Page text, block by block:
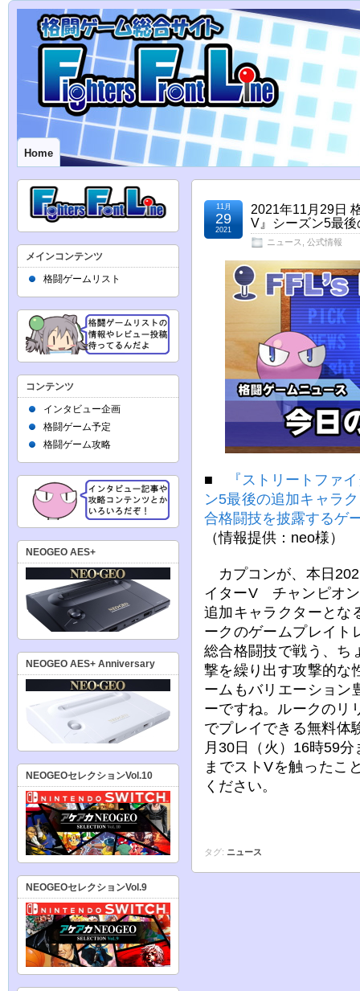
Home
2021年11月29日
V』シーズン5最
ニュース 公式情報
11月
29
2021
■
『ストリートファ
ン5最後の追加キャラ
合格闘技を披露するゲ
（情報提供：neo様）
カプコンが、本日
イターV チャンピオ
追加キャラクターとな
ークのゲームプレイト
総合格闘技で戦う、ち
撃を繰り出す攻撃的な
ームもバリエーション
ーですね。ルークのリ
でプレイできる無料体
月30日（火）16時59
までストVを触ったこ
ください。
タグ: ニュース
メインコンテンツ
格闘ゲームリスト
コンテンツ
インタビュー企画
格闘ゲーム予定
格闘ゲーム攻略
NEOGEO AES+
NEOGEO AES+ Anniversary
NEOGEOセレクションVol.10
NEOGEOセレクションVol.9